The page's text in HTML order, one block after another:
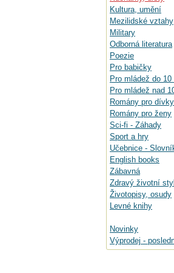
Kultura, umění
Mezilidské vztahy
Military
Odborná literatura
Poezie
Pro babičky
Pro mládež do 10
Pro mládež nad
Romány pro dívky
Romány pro ženy
Sci-fi - Záhady
Sport a hry
Učebnice -
English books
Zábavná
Zdravý životní styl
Životopisy, osudy
Levné knihy
Novinky
Výprodej -